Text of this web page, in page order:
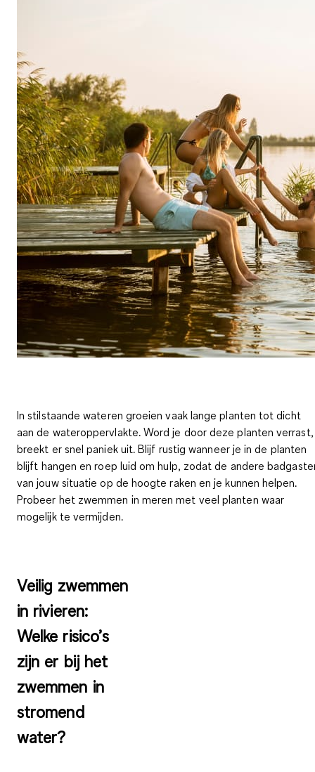
In stilstaande wateren groeien vaak lange planten tot dicht
aan de wateroppervlakte. Word je door deze planten verrast,
breekt er snel paniek uit. Blijf rustig wanneer je in de planten
blijft hangen en roep luid om hulp, zodat de andere
van jouw situatie op de hoogte raken en je kunnen helpen.
Probeer het zwemmen in meren met veel planten waar
mogelijk te vermijden.
Veilig zwemmen
in rivieren:
Welke risico’s
zijn er bij het
zwemmen in
stromend
water?